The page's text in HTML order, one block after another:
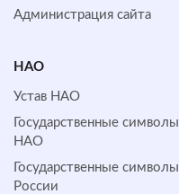
Администрация сайта
НАО
Устав НАО
Государственные символы
НАО
Государственные символы
России